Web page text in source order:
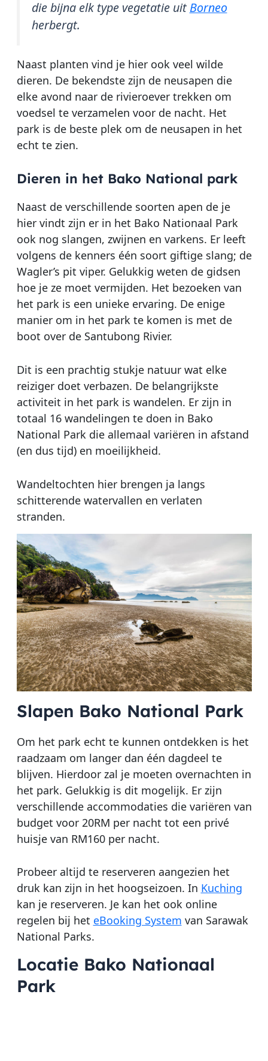
die bijna elk type vegetatie uit Borneo
herbergt.
Naast planten vind je hier ook veel wilde
dieren. De bekendste zijn de neusapen die
elke avond naar de rivieroever trekken om
voedsel te verzamelen voor de nacht. Het
park is de beste plek om de neusapen in het
echt te zien.
Dieren in het Bako National park
Naast de verschillende soorten apen de je
hier vindt zijn er in het Bako Nationaal Park
ook nog slangen, zwijnen en varkens. Er leeft
volgens de kenners één soort giftige slang; de
Wagler’s pit viper. Gelukkig weten de gidsen
hoe je ze moet vermijden. Het bezoeken van
het park is een unieke ervaring. De enige
manier om in het park te komen is met de
boot over de Santubong Rivier.
Dit is een prachtig stukje natuur wat elke
reiziger doet verbazen. De belangrijkste
activiteit in het park is wandelen. Er zijn in
totaal 16 wandelingen te doen in Bako
National Park die allemaal variëren in afstand
(en dus tijd) en moeilijkheid.
Wandeltochten hier brengen ja langs
schitterende watervallen en verlaten
stranden.
Slapen Bako National Park
Om het park echt te kunnen ontdekken is het
raadzaam om langer dan één dagdeel te
blijven. Hierdoor zal je moeten overnachten in
het park. Gelukkig is dit mogelijk. Er zijn
verschillende accommodaties die variëren van
budget voor 20RM per nacht tot een privé
huisje van RM160 per nacht.
Probeer altijd te reserveren aangezien het
druk kan zijn in het hoogseizoen. In Kuching
kan je reserveren. Je kan het ook online
regelen bij het eBooking System van Sarawak
National Parks.
Locatie Bako Nationaal
Park